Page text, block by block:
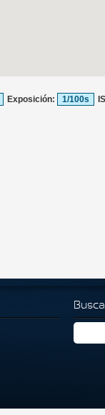
Exposición: 1/100s